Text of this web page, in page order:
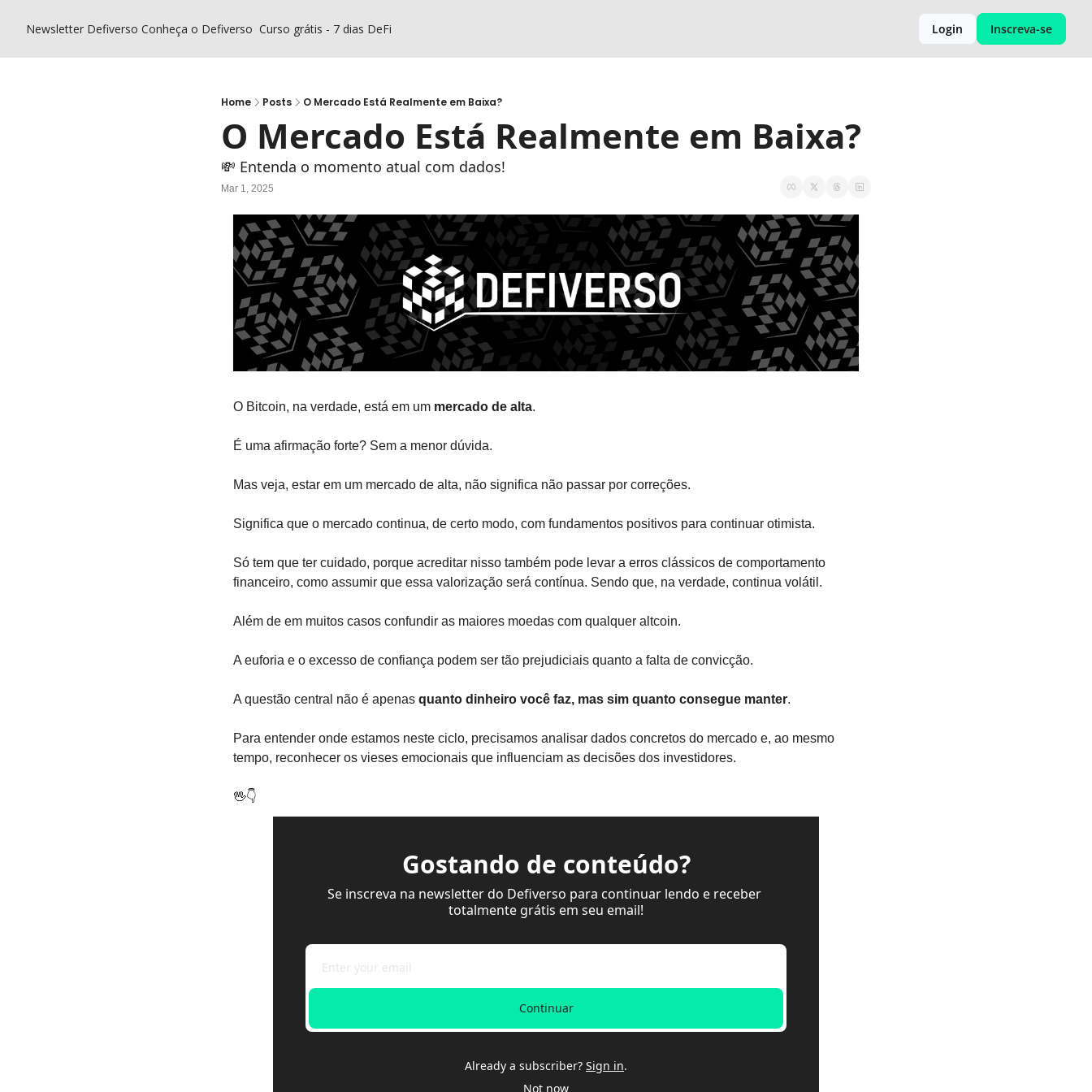
Newsletter Defiverso Conheça o Defiverso Curso grátis - 7 dias DeFi Login Inscreva-se
Home Posts O Mercado Está Realmente em Baixa?
O Mercado Está Realmente em Baixa?
💸 Entenda o momento atual com dados!
Mar 1, 2025
O Bitcoin, na verdade, está em um mercado de alta.
É uma afirmação forte? Sem a menor dúvida.
Mas veja, estar em um mercado de alta, não significa não passar por correções.
Significa que o mercado continua, de certo modo, com fundamentos positivos para continuar otimista.
Só tem que ter cuidado, porque acreditar nisso também pode levar a erros clássicos de comportamento
financeiro, como assumir que essa valorização será contínua. Sendo que, na verdade, continua volátil.
Além de em muitos casos confundir as maiores moedas com qualquer altcoin.
A euforia e o excesso de confiança podem ser tão prejudiciais quanto a falta de convicção.
A questão central não é apenas quanto dinheiro você faz, mas sim quanto consegue manter.
Para entender onde estamos neste ciclo, precisamos analisar dados concretos do mercado e, ao mesmo
tempo, reconhecer os vieses emocionais que influenciam as decisões dos investidores.
🖖👇
Gostando de conteúdo?
Se inscreva na newsletter do Defiverso para continuar lendo e receber
totalmente grátis em seu email!
Continuar
Already a subscriber? Sign in.
Not now